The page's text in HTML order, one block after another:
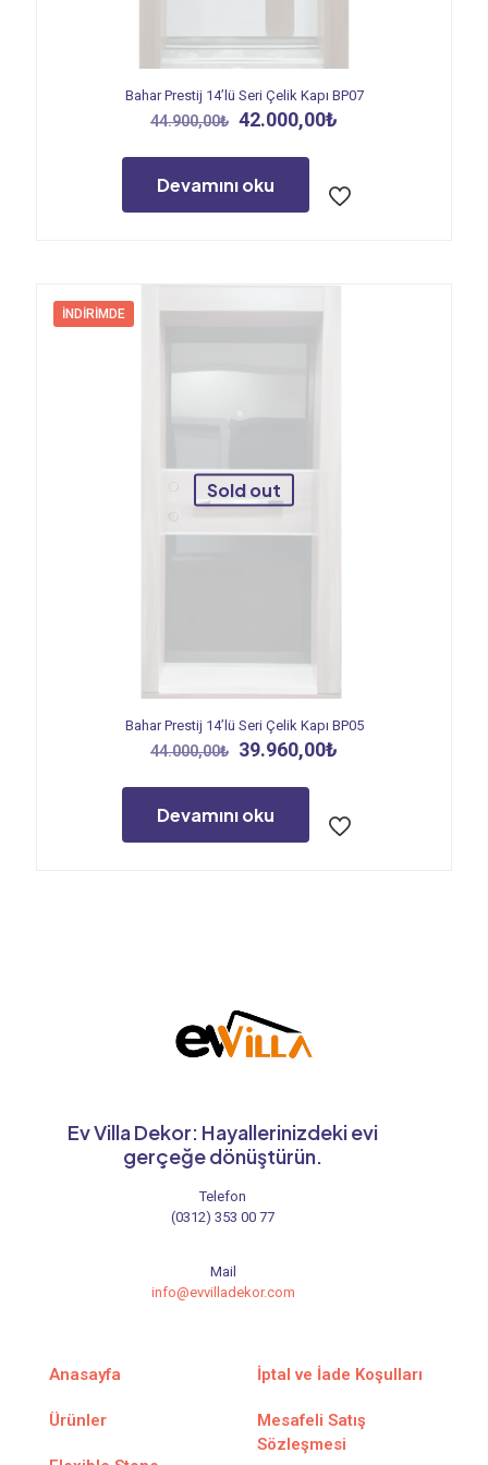
Bahar Prestij 14’lü Seri Çelik Kapı BP07
44.900,00₺ Orijinal
44.900,00₺.
42.000,00₺
Devamını oku
İNDIRIMDE
Sold out
Bahar Prestij 14’lü Seri Çelik Kapı BP05
44.000,00₺ Orijinal
44.000,00₺.
39.960,00₺
Devamını oku
Ev Villa Dekor: Hayallerinizdeki evi
gerçeğe dönüştürün.
Telefon
(0312) 353 00 77
Mail
info@evvilladekor.com
Anasayfa
Ürünler
İptal ve İade Koşulları
Mesafeli Satış
Sözleşmesi